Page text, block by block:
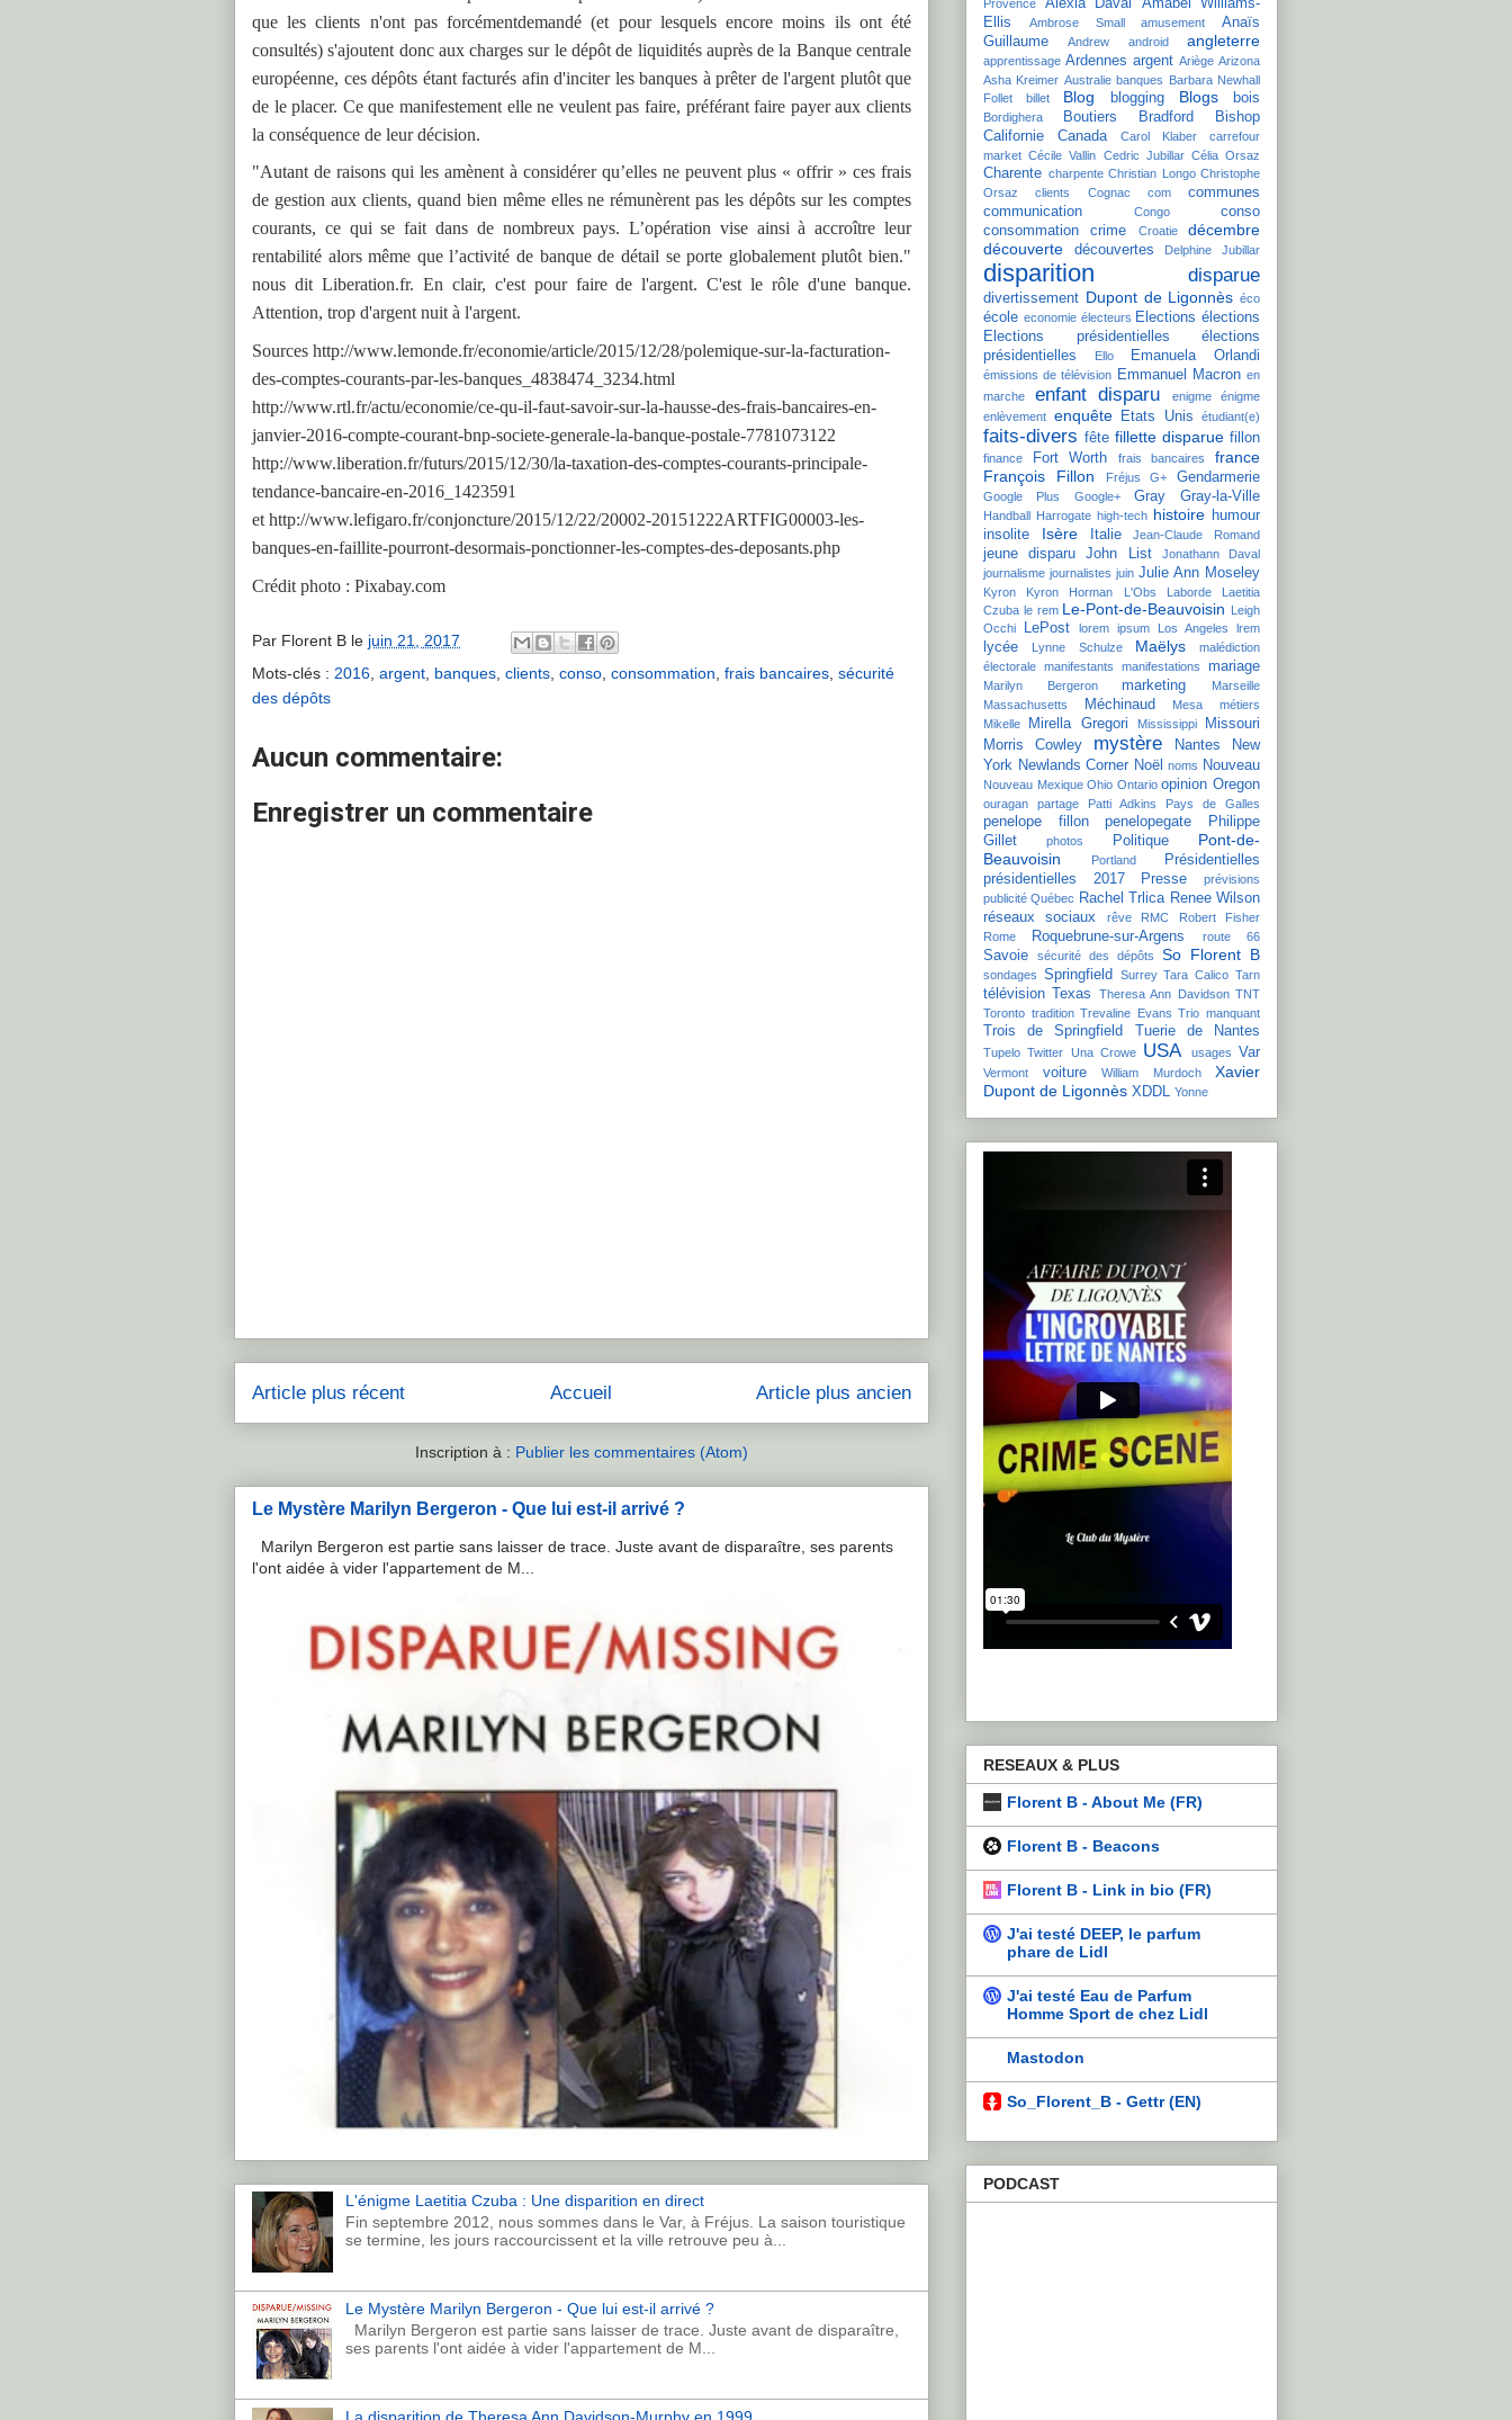
que les clients n'ont pas forcémentdemandé (et pour lesquels encore moins ils ont été
consultés) s'ajoutent donc aux charges sur le dépôt de liquidités auprès de la Banque centrale
européenne, ces dépôts étant facturés afin d'inciter les banques à prêter de l'argent plutôt que
de le placer. Ce que manifestement elle ne veulent pas faire, préférant faire payer aux clients
la conséquence de leur décision.
"Autant de raisons qui les amènent à considérer qu’elles ne peuvent plus « offrir » ces frais
de gestion aux clients, quand bien même elles ne rémunèrent pas les dépôts sur les comptes
courants, ce qui se fait dans de nombreux pays. L’opération vise ainsi à accroître leur
rentabilité alors même que l’activité de banque de détail se porte globalement plutôt bien."
nous dit Liberation.fr. En clair, c'est pour faire de l'argent. C'est le rôle d'une banque.
Attention, trop d'argent nuit à l'argent.
Sources http://www.lemonde.fr/economie/article/2015/12/28/polemique-sur-la-facturation-
des-comptes-courants-par-les-banques_4838474_3234.html
http://www.rtl.fr/actu/economie/ce-qu-il-faut-savoir-sur-la-hausse-des-frais-bancaires-en-
janvier-2016-compte-courant-bnp-societe-generale-la-banque-postale-7781073122
http://www.liberation.fr/futurs/2015/12/30/la-taxation-des-comptes-courants-principale-
tendance-bancaire-en-2016_1423591
et http://www.lefigaro.fr/conjoncture/2015/12/22/20002-20151222ARTFIG00003-les-
banques-en-faillite-pourront-desormais-ponctionner-les-comptes-des-deposants.php
Crédit photo : Pixabay.com
Par Florent B le juin 21, 2017
Mots-clés : 2016 argent banques clients conso consommation frais bancaires sécurité
des dépôts
Aucun commentaire:
Enregistrer un commentaire
Article plus récent Article plus ancien
Accueil
Inscription à : Publier les commentaires (Atom)
Le Mystère Marilyn Bergeron - Que lui est-il arrivé ?
Marilyn Bergeron est partie sans laisser de trace. Juste avant de disparaître, ses parents
l'ont aidée à vider l'appartement de M...
L'énigme Laetitia Czuba : Une disparition en direct
Fin septembre 2012, nous sommes dans le Var, à Fréjus. La saison touristique
se termine, les jours raccourcissent et la ville retrouve peu à...
Le Mystère Marilyn Bergeron - Que lui est-il arrivé ?
Marilyn Bergeron est partie sans laisser de trace. Juste avant de disparaître,
ses parents l'ont aidée à vider l'appartement de M...
Provence
Alexia Daval
Amabel Williams-
Ellis
Ambrose Small amusement
Anaïs
Guillaume
Andrew android angleterre
apprentissage Ardennes argent Ariège Arizona
Asha Kreimer Australie banques Barbara Newhall
Follet
billet Blog blogging Blogs bois
Bordighera Boutiers
Bradford Bishop
Californie
Canada Carol Klaber
carrefour
market Cécile Vallin Cedric Jubillar Célia Orsaz
Charente charpente Christian Longo Christophe
Orsaz
clients Cognac com
communes
communication
Congo
conso
consommation
crime Croatie
décembre
découverte
découvertes Delphine Jubillar
disparition disparue
divertissement Dupont de Ligonnès éco
école economie électeurs Elections élections
Elections présidentielles
élections
présidentielles
Ello Emanuela Orlandi
émissions de télévision Emmanuel Macron en
marche
enfant disparu enigme
énigme
enlèvement enquête Etats Unis étudiant(e)
faits-divers fête fillette disparue fillon
finance Fort Worth frais bancaires
france
François Fillon
Fréjus G+ Gendarmerie
Google Plus Google+ Gray Gray-la-Ville
Handball Harrogate high-tech histoire humour
insolite
Isère Italie Jean-Claude Romand
jeune disparu John List
Jonathann Daval
journalisme journalistes juin Julie Ann Moseley
Kyron Kyron Horman L'Obs Laborde
Laetitia
Czuba le rem Le-Pont-de-Beauvoisin Leigh
Occhi
LePost lorem ipsum Los Angeles lrem
lycée Lynne Schulze Maëlys
malédiction
électorale manifestants manifestations mariage
Marilyn Bergeron marketing
Marseille
Massachusetts
Méchinaud Mesa
métiers
Mikelle
Mirella Gregori Mississippi
Missouri
Morris Cowley
mystère Nantes
New
York Newlands Corner Noël noms Nouveau
Nouveau Mexique Ohio Ontario opinion Oregon
ouragan partage Patti Adkins Pays de Galles
penelope fillon penelopegate
Philippe
Gillet
photos Politique
Pont-de-
Beauvoisin
Portland
Présidentielles
présidentielles 2017
Presse
prévisions
publicité Québec Rachel Trlica Renee Wilson
réseaux sociaux
rêve RMC
Robert Fisher
Rome
Roquebrune-sur-Argens route 66
Savoie sécurité des dépôts So Florent B
sondages Springfield Surrey Tara Calico Tarn
télévision Texas Theresa Ann Davidson TNT
Toronto tradition Trevaline Evans Trio manquant
Trois de Springfield Tuerie de Nantes
Tupelo Twitter Una Crowe USA usages Var
Vermont voiture William Murdoch
Xavier
Dupont de Ligonnès XDDL Yonne
RESEAUX & PLUS
Florent B - About Me (FR)
Florent B - Beacons
Florent B - Link in bio (FR)
J'ai testé DEEP, le parfum
phare de Lidl
J'ai testé Eau de Parfum
Homme Sport de chez Lidl
Mastodon
So_Florent_B - Gettr (EN)
PODCAST